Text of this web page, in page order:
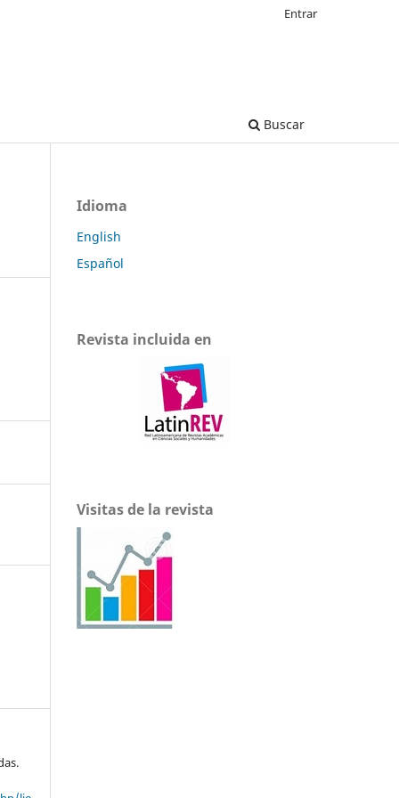
Buscar
Entrar
Idioma
English
Español
Revista incluida en
Visitas de la revista